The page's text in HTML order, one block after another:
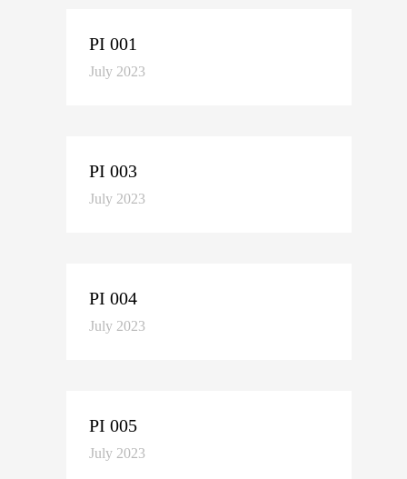
PI 001
July 2023
PI 003
July 2023
PI 004
July 2023
PI 005
July 2023